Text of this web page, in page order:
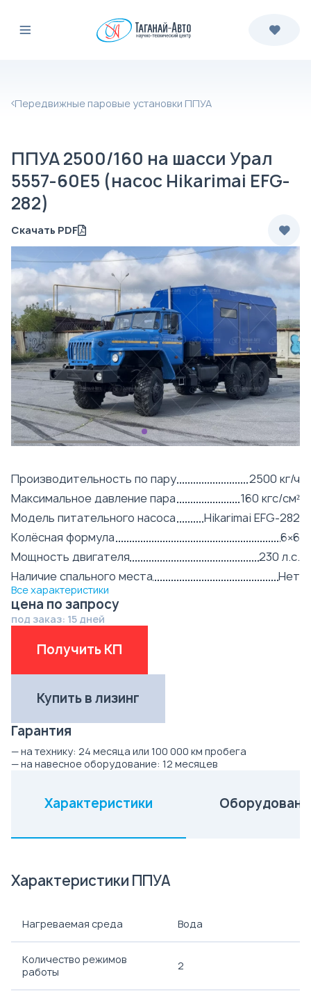
Передвижные паровые установки ППУА
ППУА 2500/160 на шасси Урал
5557-60Е5 (насос Hikarimai EFG-
282)
Скачать PDF
Производительность по пару
2500 кг/ч
Максимальное давление пара
160 кгс/см²
Модель питательного насоса
Hikarimai EFG-282
Колёсная формула
6×6
Мощность двигателя
230 л.с.
Наличие спального места
Нет
Все характеристики
цена по запросу
под заказ: 15 дней
Получить КП
Купить в лизинг
Гарантия
— на технику: 24 месяца или 100 000 км пробега
— на навесное оборудование: 12 месяцев
Характеристики
Характеристики ППУА
Нагреваемая среда Вода
Количество режимов
работы
2